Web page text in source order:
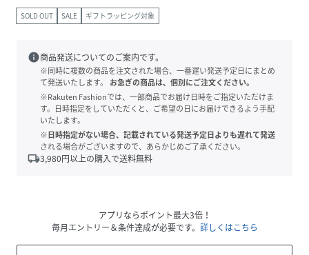
SOLD OUT SALE ギフトラッピング対象
info商品発送についてのご案内です。
※同時に複数の商品を注文された場合、一番遅い発送予定日にまとめ
て発送いたします。
お急ぎの商品は、個別にご注文ください。
※Rakuten Fashionでは、一部商品でお届け日時をご指定いただけま
す。日時指定をしていただくと、ご希望の日にお届けできるよう手配
いたします。
※日時指定がない場合、記載されている発送予定日よりも遅れて発送
される場合がございますので、あらかじめご了承ください。
local_shipping3,980円以上の購入で送料無料
アプリならポイント最大3倍！
毎月エントリー＆条件達成が必要です。 詳しくはこちら